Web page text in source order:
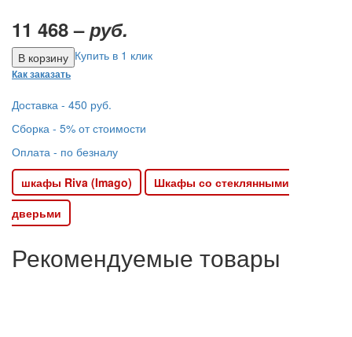
11 468 –руб.
Купить в 1 клик
Как заказать
Доставка - 450 руб.
Сборка - 5% от стоимости
Оплата - по безналу
шкафы Riva (Imago)
Шкафы со стеклянными
дверьми
Рекомендуемые товары